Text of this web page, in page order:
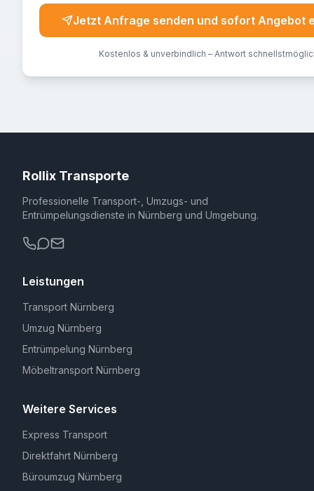
Jetzt Anfrage senden und sofort Angebot
Kostenlos & unverbindlich – Antwort
Rollix Transporte
Professionelle Transport-, Umzugs- und
Entrümpelungsdienste in Nürnberg und Umgebung.
Leistungen
Transport Nürnberg
Umzug Nürnberg
Entrümpelung Nürnberg
Möbeltransport Nürnberg
Weitere Services
Express Transport
Direktfahrt Nürnberg
Büroumzug Nürnberg